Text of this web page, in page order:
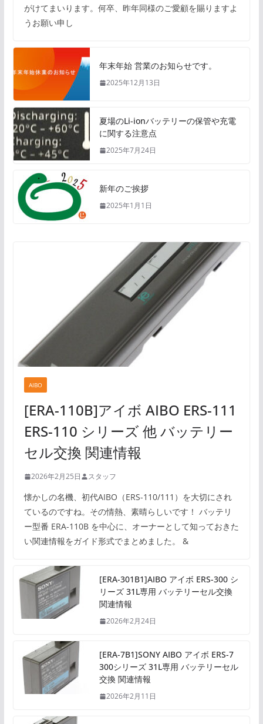
がけてまいります。何卒、昨年同様のご愛顧を賜りますよ
うお願い申し
年末年始 営業のお知らせです。
2025年12月13日
夏場のLi-ionバッテリーの保管や充電
に関する注意点
2025年7月24日
新年のご挨拶
2025年1月1日
AIBO
[ERA-110B]アイボ AIBO ERS-111
ERS-110 シリーズ 他 バッテリー
セル交換 関連情報
2026年2月25日 スタッフ
懐かしの名機、初代AIBO（ERS-110/111）を大切にされ
ているのですね。その情熱、素晴らしいです！ バッテリ
ー型番 ERA-110B を中心に、オーナーとして知っておきた
い関連情報をガイド形式でまとめました。 &
[ERA-301B1]AIBO アイボ ERS-300 シ
リーズ 31L専用 バッテリーセル交換
関連情報
2026年2月24日
[ERA-7B1]SONY AIBO アイボ ERS-7
300シリーズ 31L専用 バッテリーセル
交換 関連情報
2026年2月11日